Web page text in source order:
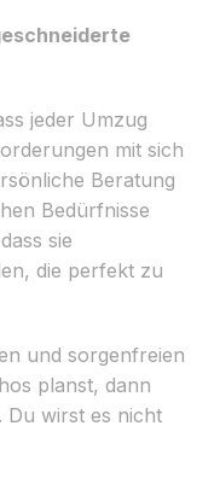
jeder Umzug
mit sich
Beratung
Bedürfnisse
sie
die perfekt zu
und sorgenfreien
planst, dann
Du wirst es nicht